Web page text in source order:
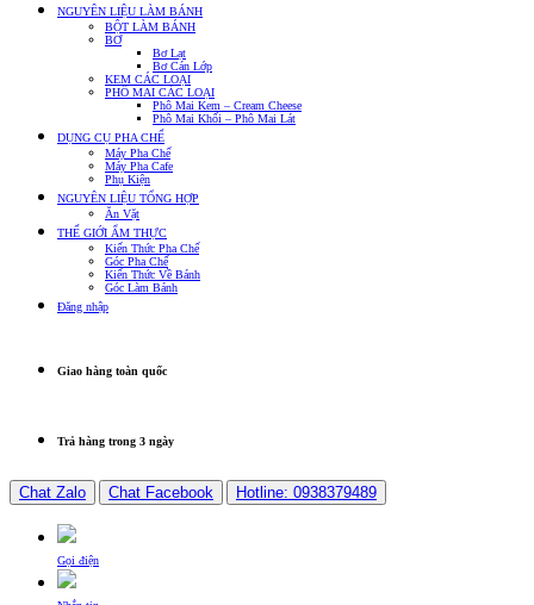
NGUYÊN LIỆU LÀM BÁNH
BỘT LÀM BÁNH
BƠ
Bơ Lạt
Bơ Cán Lớp
KEM CÁC LOẠI
PHÔ MAI CÁC LOẠI
Phô Mai Kem – Cream Cheese
Phô Mai Khối – Phô Mai Lát
DỤNG CỤ PHA CHẾ
Máy Pha Chế
Máy Pha Cafe
Phụ Kiện
NGUYÊN LIỆU TỔNG HỢP
Ăn Vặt
THẾ GIỚI ẨM THỰC
Kiến Thức Pha Chế
Góc Pha Chế
Kiến Thức Về Bánh
Góc Làm Bánh
Đăng nhập
Giao hàng toàn quốc
Trả hàng trong 3 ngày
Chat Zalo Chat Facebook Hotline: 0938379489
Gọi điện